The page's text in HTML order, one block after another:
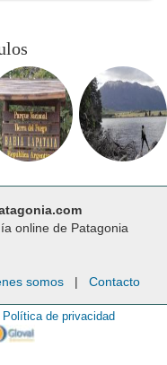
online de Patagonia
somos | Contacto
Política de privacidad